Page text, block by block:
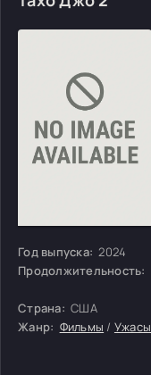
Год выпуска: 2024
Продолжительность:
Страна: США
Жанр: Фильмы / Ужасы